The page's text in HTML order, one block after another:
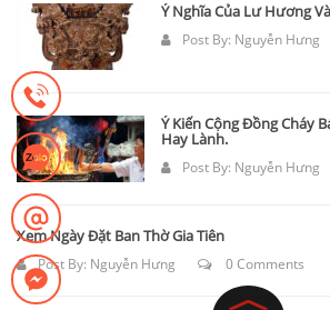
Ý Nghĩa Của Lư Hương
Post By: Nguyễn Hưng
Ý Kiến Cộng Đồng Cháy
Hay Lành.
Post By: Nguyễn Hưng
Xem Ngày Đặt Ban Thờ Gia Tiên
Post By: Nguyễn Hưng 0 Comments